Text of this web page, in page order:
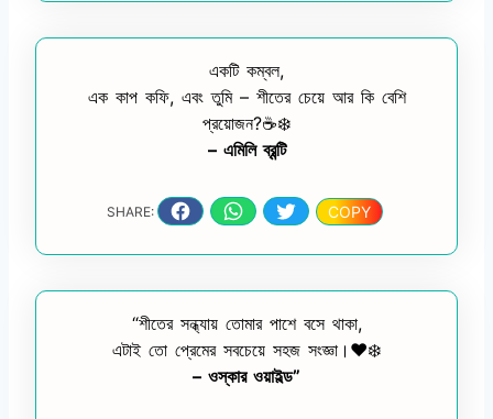
একটি কম্বল,
এক কাপ কফি, এবং তুমি – শীতের চেয়ে আর কি বেশি
প্রয়োজন?☕❄️
– এমিলি ব্রন্টি
SHARE: COPY
“শীতের সন্ধ্যায় তোমার পাশে বসে থাকা,
এটাই তো প্রেমের সবচেয়ে সহজ সংজ্ঞা।❤️❄️
– ওস্কার ওয়াইল্ড”